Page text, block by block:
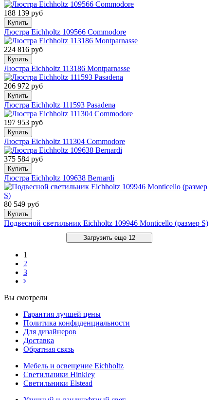
188 139 руб
Купить
Люстра Eichholtz 109566 Commodore
224 816 руб
Купить
Люстра Eichholtz 113186 Montparnasse
206 972 руб
Купить
Люстра Eichholtz 111593 Pasadena
197 953 руб
Купить
Люстра Eichholtz 111304 Commodore
375 584 руб
Купить
Люстра Eichholtz 109638 Bernardi
80 549 руб
Купить
Подвесной светильник Eichholtz 109946 Monticello (размер S)
Загрузить еще 12
1
2
3
Вы смотрели
Гарантия лучшей цены
Политика конфиденциальности
Для дизайнеров
Доставка
Обратная связь
Мебель и освещение Eichholtz
Светильники Hinkley
Светильники Elstead